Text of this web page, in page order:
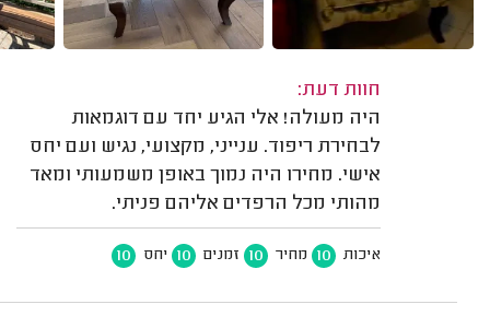
חוות דעת:
היה מעולה! אלי הגיע יחד עם דוגמאות
לבחירת ריפוד. ענייני, מקצועי, נגיש ועם יחס
אישי. מחירו היה נמוך באופן משמעותי ומאד
מהותי מכל הרפדים אליהם פניתי.
איכות 10 מחיר 10 זמנים 10 יחס 10